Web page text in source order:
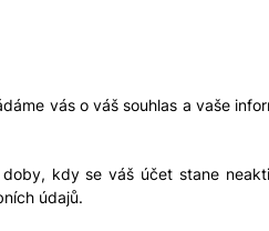
vás o váš souhlas a vaše
kdy se váš účet stane
údajů.